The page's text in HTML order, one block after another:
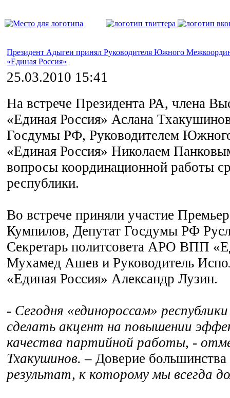
Президент Адыгеи принял Руководителя Южного
«Единая Россия»
25.03.2010 15:41
На встрече Президента РА, члена
«Единая Россия» Аслана
Госдумы РФ, Руководителем
«Единая Россия» Николаем
вопросы координационной работы
республики.
Во встрече приняли участие
Кумпилов, Депутат Госдумы РФ
Секретарь политсовета АРО ВПП
Мухамед Ашев и Руководитель
«Единая Россия» Александр Лузин.
- Сегодня «единороссам»
сделать акцент на повышении
качества партийной работы, -
Тхакушинов. – Доверие
результат, к которому мы всегда